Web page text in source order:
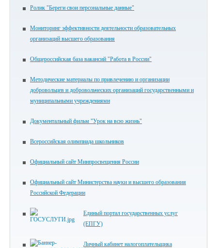
Ролик "Береги свои персональные данные"
Мониторинг эффективности деятельности образовательных
организаций высшего образования
Общероссийская база вакансий "Работа в России"
Методические материалы по привлечению и организации
добровольцев и добровольческих организаций государственными и
муниципальными учреждениями
Документальный фильм "Урок на всю жизнь"
Всероссийская олимпиада школьников
Официальный сайт Минпросвещения России
Официальный сайт Министерства науки и высшего образования
Российской Федерации
Единый портал государственных услуг
(ЕПГУ)
Личный кабинет налогоплательщика